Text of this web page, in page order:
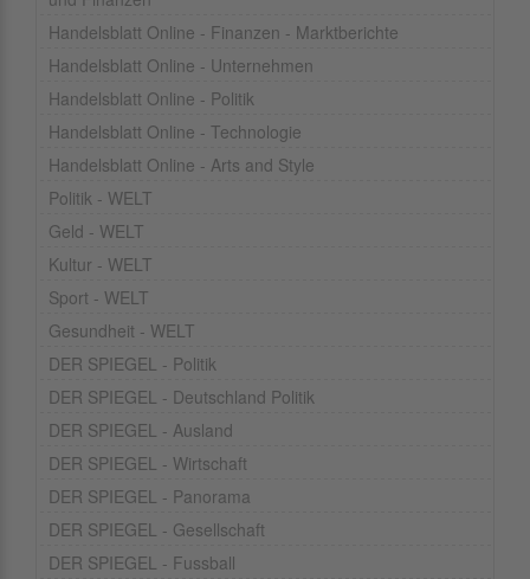
Handelsblatt Online - Finanzen - Marktberichte
Handelsblatt Online - Unternehmen
Handelsblatt Online - Politik
Handelsblatt Online - Technologie
Handelsblatt Online - Arts and Style
Politik - WELT
Geld - WELT
Kultur - WELT
Sport - WELT
Gesundheit - WELT
DER SPIEGEL - Politik
DER SPIEGEL - Deutschland Politik
DER SPIEGEL - Ausland
DER SPIEGEL - Wirtschaft
DER SPIEGEL - Panorama
DER SPIEGEL - Gesellschaft
DER SPIEGEL - Fussball